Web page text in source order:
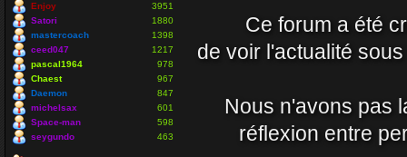
Enjoy
3951
Satori
1880
mastercoach
1398
ceed047
1217
pascal1964
978
Chaest
967
Daemon
847
michelsax
601
Space-man
598
seygundo
463
vous prenez soin de
Daemon
15 Avr 2021 23:54
Un coucou en
Nounours
08 Nov 2020 18:08
Ce forum a été
de voir l'actualité
Nous n'avons pas
réflexion entre